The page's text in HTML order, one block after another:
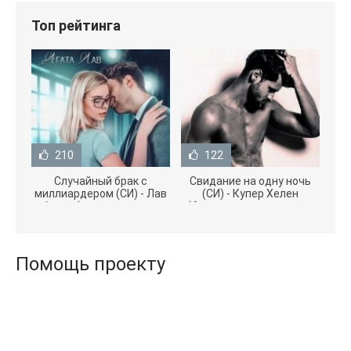
Топ рейтинга
210
Случайный брак с
миллиардером (СИ) - Лав
Агата (полная версия
122
Свидание на одну ночь
(СИ) - Купер Хелен
(бесплатные серии книг
Помощь проекту